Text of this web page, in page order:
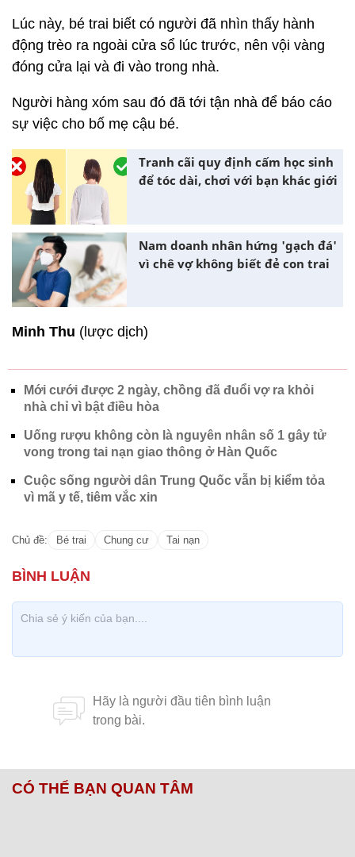
Lúc này, bé trai biết có người đã nhìn thấy hành
động trèo ra ngoài cửa sổ lúc trước, nên vội vàng
đóng cửa lại và đi vào trong nhà.
Người hàng xóm sau đó đã tới tận nhà để báo cáo
sự việc cho bố mẹ cậu bé.
Tranh cãi quy định cấm học sinh
để tóc dài, chơi với bạn khác giới
Nam doanh nhân hứng 'gạch đá'
vì chê vợ không biết đẻ con trai
Minh Thu (lược dịch)
Mới cưới được 2 ngày, chồng đã đuổi vợ ra khỏi
nhà chỉ vì bật điều hòa
Uống rượu không còn là nguyên nhân số 1 gây tử
vong trong tai nạn giao thông ở Hàn Quốc
Cuộc sống người dân Trung Quốc vẫn bị kiểm tỏa
vì mã y tế, tiêm vắc xin
Chủ đề: Bé trai Chung cư Tai nạn
CÓ THỂ BẠN QUAN TÂM